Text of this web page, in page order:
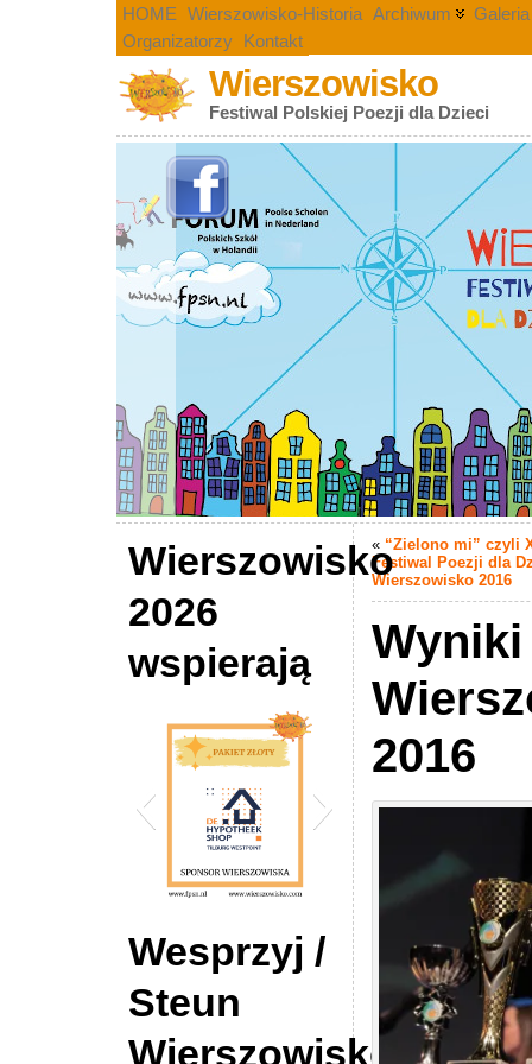
HOME Wierszowisko-Historia Archiwum
Galeria
Organizatorzy Kontakt
Wierszowisko
Festiwal Polskiej Poezji dla Dzieci
Wierszowisko
2026
wspierają
DE Hypotheek Shop
Tilburg
Wesprzyj /
Steun
Wierszowisko
« “Zielono mi” czyli
Festiwal Poezji dla
Wierszowisko 2016
Wyniki
2016